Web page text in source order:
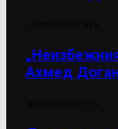
Ахмед